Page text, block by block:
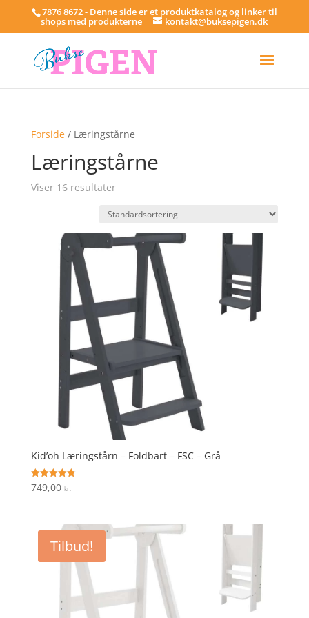
7876 8672 - Denne side er et produktkatalog og linker til
shops med produkterne kontakt@buksepigen.dk
Forside/ Læringstårne
Læringstårne
Viser 16 resultater
Kid’oh Læringstårn – Foldbart – FSC – Grå
Vurderet
4.9
749,00 kr.
Tilbud!